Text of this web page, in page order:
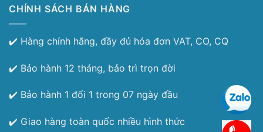
CHÍNH SÁCH BÁN HÀNG
✔️ Hàng chính hãng, đầy đủ hóa đơn VAT, CO, CQ
✔️ Bảo hành 12 tháng, bảo trì trọn đời
✔️ Bảo hành 1 đổi 1 trong 07 ngày đầu
✔️ Giao hàng toàn quốc nhiều hình thức